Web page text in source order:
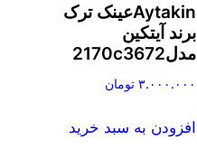
Aytakinعینک ترک
برند آیتکین
مدل2170c3672
۳.۰۰۰.۰۰۰ تومان
افزودن به سبد خرید